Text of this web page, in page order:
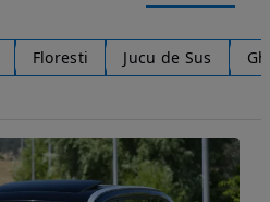
Floresti Jucu de Sus